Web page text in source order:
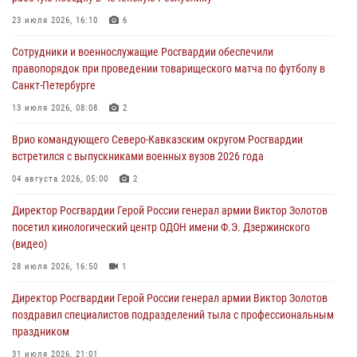
В Ульяновске росгвардейцы присоединились к донорской акции
(видео)
В регионах Урала бойцам Росгвардии в зону СВО передали свежие
тиражи газет
09 августа 2026, 05:00
Росгвардейцы провели занятие по стрелковой подготовке для
воспитанников Центра детского, юношеского туризма и
краеведения Луганской Народной Республики
23 июля 2026, 16:10 6
Сотрудники и военнослужащие Росгвардии обеспечили
правопорядок при проведении товарищеского матча по футболу в
Санкт-Петербурге
13 июля 2026, 08:08 2
Врио командующего Северо-Кавказским округом Росгвардии
встретился с выпускниками военных вузов 2026 года
04 августа 2026, 05:00 2
Директор Росгвардии Герой России генерал армии Виктор Золотов
посетил кинологический центр ОДОН имени Ф.Э. Дзержинского
(видео)
28 июля 2026, 16:50 1
Директор Росгвардии Герой России генерал армии Виктор Золотов
поздравил специалистов подразделений тыла с профессиональным
праздником
31 июля 2026, 21:01